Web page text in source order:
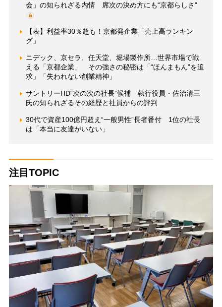
会」の知られざる内情 席次の決め方にも“京都らしさ”
【表】利益率30％超も！京都発企業「売上高ランキン
グ」
ニデック、京セラ、任天堂、堀場製作所…世界市場で戦
える「京都企業」 その強さの秘密は「“ほんまもん”を追
求」「失われない創業精神」
サントリーHD“次の次の社長”候補 執行役員・佐治清三
氏の知られざるその経歴と社員からの評判
30代で資産100億円超え“一般男性”長者番付 1位の社長
は「本当に友達がいない」
注目TOPIC